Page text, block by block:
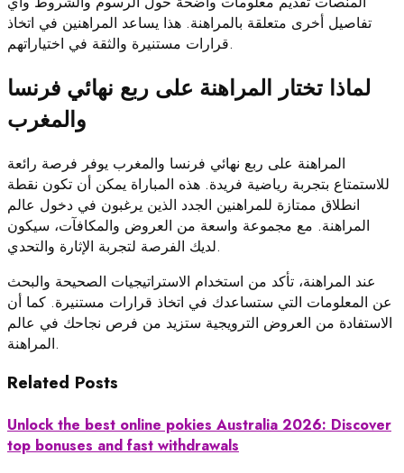
تفاصيل أخرى متعلقة بالمراهنة. هذا يساعد المراهنين في اتخاذ
قرارات مستنيرة والثقة في اختياراتهم.
لماذا تختار المراهنة على ربع نهائي فرنسا
والمغرب
المراهنة على ربع نهائي فرنسا والمغرب يوفر فرصة رائعة
للاستمتاع بتجربة رياضية فريدة. هذه المباراة يمكن أن تكون نقطة
انطلاق ممتازة للمراهنين الجدد الذين يرغبون في دخول عالم
المراهنة. مع مجموعة واسعة من العروض والمكافآت، سيكون
لديك الفرصة لتجربة الإثارة والتحدي.
عند المراهنة، تأكد من استخدام الاستراتيجيات الصحيحة والبحث
عن المعلومات التي ستساعدك في اتخاذ قرارات مستنيرة. كما أن
الاستفادة من العروض الترويجية ستزيد من فرص نجاحك في عالم
المراهنة.
Related Posts
Unlock the best online pokies Australia 2026: Discover
top bonuses and fast withdrawals